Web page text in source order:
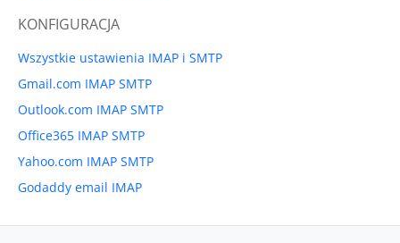
KONFIGURACJA
Wszystkie ustawienia IMAP i SMTP
Gmail.com IMAP SMTP
Outlook.com IMAP SMTP
Office365 IMAP SMTP
Yahoo.com IMAP SMTP
Godaddy email IMAP